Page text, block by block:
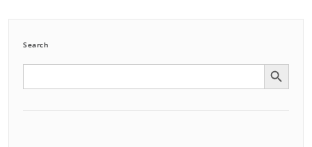
Search
Search Search Button